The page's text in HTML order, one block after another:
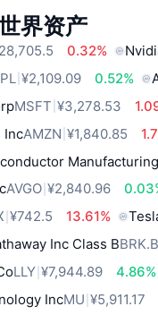
界资产
0.32%
¥2,109.09 0.52%
MSFT ¥3,278.53
IncAMZN ¥1,840.85
AVGO ¥2,840.96
¥742.5 13.61%
Inc Class BBRK.B
LLY ¥7,944.89 4.86%
IncMU ¥5,911.17